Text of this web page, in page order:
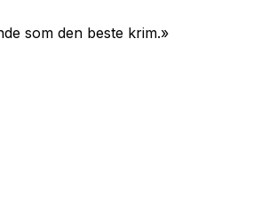
som den beste krim.»